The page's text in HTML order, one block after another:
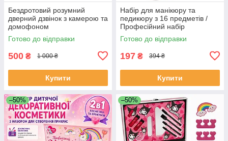
Бездротовий розумний
дверний дзвінок з камерою та
домофоном
водонепроникний DF-37
Готово до відправки
500 ₴ 1 000 ₴
Купити
Набір для манікюру та
педикюру з 16 предметів /
Професійний набір
інструментів 16 в 1 з
нержавіючої сталі у футлярі
Готово до відправки
197 ₴ 394 ₴
Купити
–50% –50%